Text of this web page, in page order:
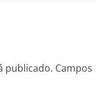
publicado. Campos